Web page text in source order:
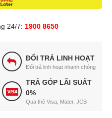
24/7: 1900 8650
ĐỔI TRẢ LINH HOẠT
Đổi trả linh hoạt nhanh chóng
TRẢ GÓP LÃI SUẤT
0%
Qua thẻ Visa, Mater, JCB